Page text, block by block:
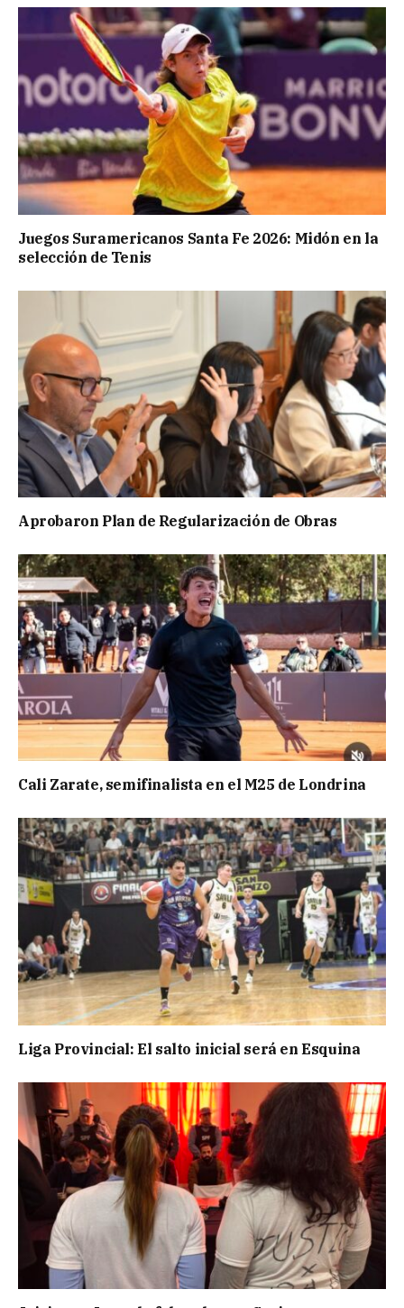
Juegos Suramericanos Santa Fe 2026: Midón en la
selección de Tenis
Aprobaron Plan de Regularización de Obras
Cali Zarate, semifinalista en el M25 de Londrina
Liga Provincial: El salto inicial será en Esquina